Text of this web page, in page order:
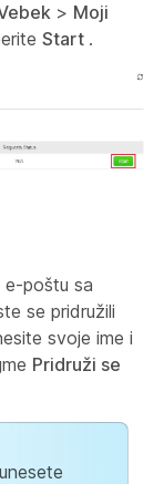
> Moji
Start .
poštu sa
se pridružili
svoje ime i
Pridruži se